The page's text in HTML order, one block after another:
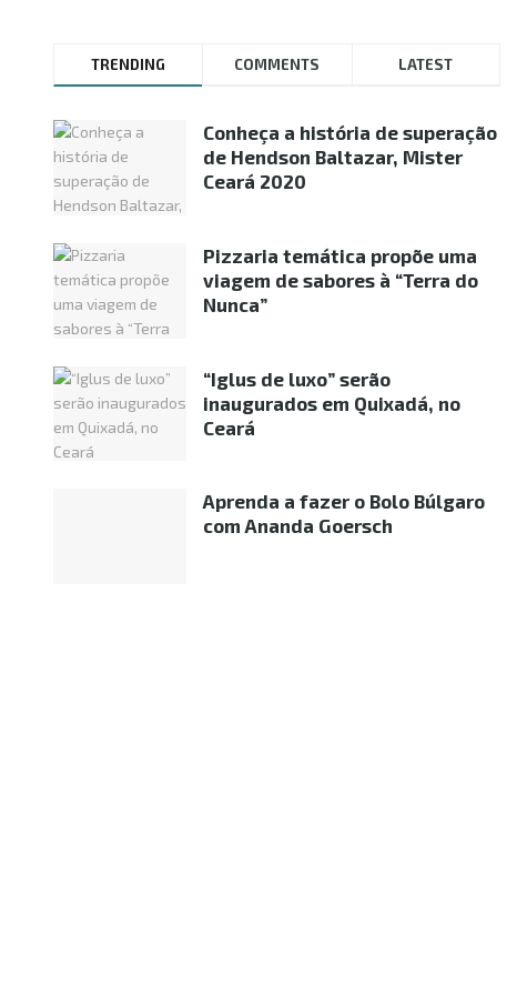
TRENDING COMMENTS LATEST
Conheça a história de superação
de Hendson Baltazar, Mister
Ceará 2020
Pizzaria temática propõe uma
viagem de sabores à “Terra do
Nunca”
“Iglus de luxo” serão
inaugurados em Quixadá, no
Ceará
Aprenda a fazer o Bolo Búlgaro
com Ananda Goersch